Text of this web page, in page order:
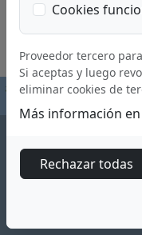
Cookies
Proveedor tercero
Si aceptas y luego
eliminar cookies de
Más información
Rechazar todas